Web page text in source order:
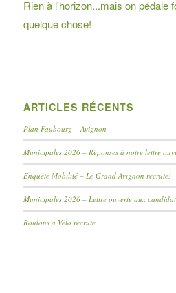
Rien à l'horizon...mais on pédale
quelque chose!
ARTICLES RÉCENTS
Plan Faubourg – Avignon
Municipales 2026 – Réponses à notre lettre
Enquête Mobilité – Le Grand Avignon recrute!
Municipales 2026 – Lettre ouverte aux
Roulons à Vélo recrute